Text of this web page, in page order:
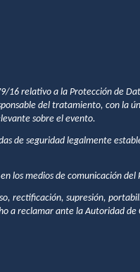
16 relativo a la Protección de
del tratamiento, con la
sobre el evento.
de seguridad legalmente
los medios de comunicación
rectificación, supresión,
a reclamar ante la Autoridad de